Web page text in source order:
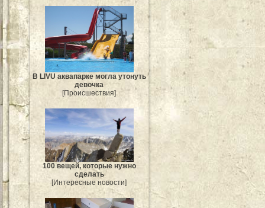
В LIVU аквапарке могла утонуть
девочка
[Происшествия]
100 вещей, которые нужно
сделать
[Интересные новости]